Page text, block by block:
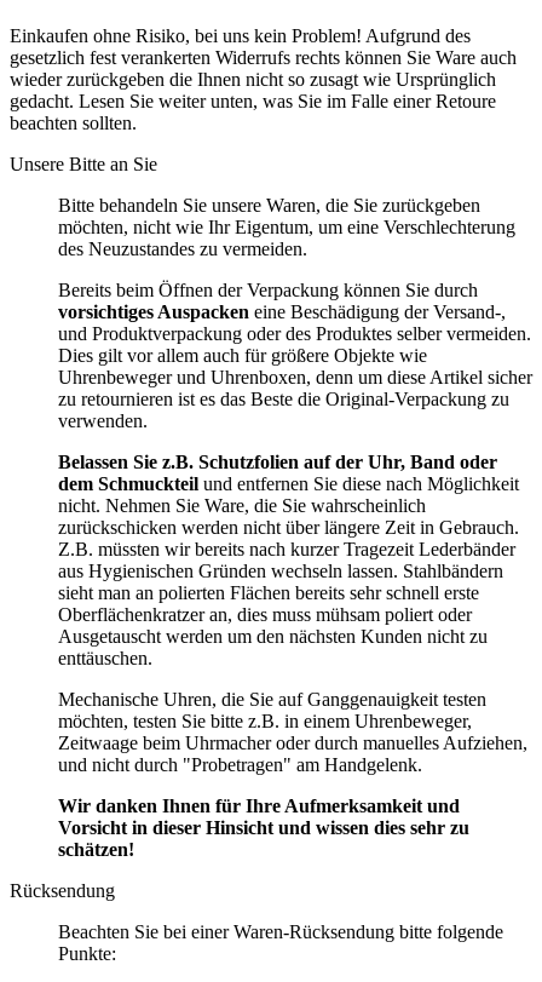
Einkaufen ohne Risiko, bei uns kein Problem! Aufgrund des
gesetzlich fest verankerten Widerrufs rechts können Sie Ware auch
wieder zurückgeben die Ihnen nicht so zusagt wie Ursprünglich
gedacht. Lesen Sie weiter unten, was Sie im Falle einer Retoure
beachten sollten.
Unsere Bitte an Sie
Bitte behandeln Sie unsere Waren, die Sie zurückgeben
möchten, nicht wie Ihr Eigentum, um eine Verschlechterung
des Neuzustandes zu vermeiden.
Bereits beim Öffnen der Verpackung können Sie durch
vorsichtiges Auspacken eine Beschädigung der Versand-,
und Produktverpackung oder des Produktes selber vermeiden.
Dies gilt vor allem auch für größere Objekte wie
Uhrenbeweger und Uhrenboxen, denn um diese Artikel sicher
zu retournieren ist es das Beste die Original-Verpackung zu
verwenden.
Belassen Sie z.B. Schutzfolien auf der Uhr, Band oder
dem Schmuckteil und entfernen Sie diese nach Möglichkeit
nicht. Nehmen Sie Ware, die Sie wahrscheinlich
zurückschicken werden nicht über längere Zeit in Gebrauch.
Z.B. müssten wir bereits nach kurzer Tragezeit Lederbänder
aus Hygienischen Gründen wechseln lassen. Stahlbändern
sieht man an polierten Flächen bereits sehr schnell erste
Oberflächenkratzer an, dies muss mühsam poliert oder
Ausgetauscht werden um den nächsten Kunden nicht zu
enttäuschen.
Mechanische Uhren, die Sie auf Ganggenauigkeit testen
möchten, testen Sie bitte z.B. in einem Uhrenbeweger,
Zeitwaage beim Uhrmacher oder durch manuelles Aufziehen,
und nicht durch "Probetragen" am Handgelenk.
Wir danken Ihnen für Ihre Aufmerksamkeit und
Vorsicht in dieser Hinsicht und wissen dies sehr zu
schätzen!
Rücksendung
Beachten Sie bei einer Waren-Rücksendung bitte folgende
Punkte: